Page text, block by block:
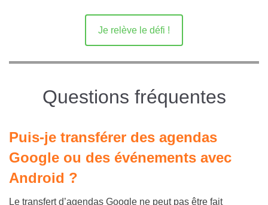
Je relève le défi !
Questions fréquentes
Puis-je transférer des agendas
Google ou des événements avec
Android ?
Le transfert d’agendas Google ne peut pas être fait